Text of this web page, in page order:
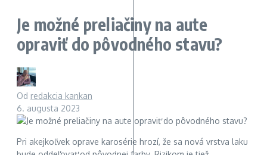
Je možné preliačiny na aute
opraviť do pôvodného stavu?
Od redakcia kankan
6. augusta 2023
Pri akejkoľvek oprave karosérie hrozí, že sa nová vrstva laku